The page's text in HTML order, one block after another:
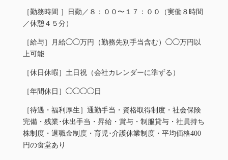
［勤務時間 ］
日勤／８：００〜１７：００（実働８時間
／休憩４５分）
［給与］ 月給◯◯万円（勤務先別手当含む） ◯◯万円以
上可能
［休日休暇］ 土日祝（会社カレンダーに準ずる）
［年間休日］◯◯◯◯日
［待遇・福利厚生］通勤手当・資格取得制度・ 社会保険
完備・ 残業･休出手当 ・ 昇給 ・ 賞与・ 制服貸与・ 社員持ち
株制度・ 退職金制度・ 育児･介護休業制度・ 平均価格400
円の食堂あり